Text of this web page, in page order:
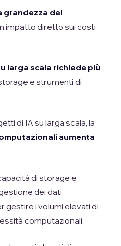
grandezza del
impatto diretto sui costi
larga scala richiede più
e strumenti di
di IA su larga scala, la
aumenta
di storage e
dei dati
gestire i volumi elevati di
computazionali.